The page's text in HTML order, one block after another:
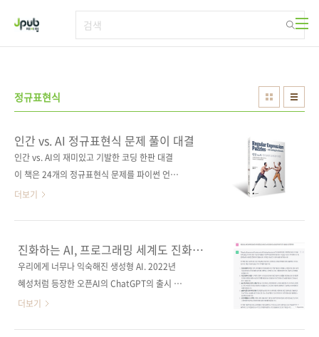
정규표현식
인간 vs. AI 정규표현식 문제 풀이 대결
인간 vs. AI의 재미있고 기발한 코딩 한판 대결
이 책은 24개의 정규표현식 문제를 파이썬 언어
로 풀어보며 인간의 해결 방법과 ChatGPT, 코
도록 돕고, 생산적인 프롬프트 작성법, AI 코딩
어시스턴트의 제안을 현명하게 취합하는 방법,
원하는 결과를 얻기 위해 AI 코딩 어시스턴트와
쯤이면 AI를 사용하지 않아도 자신만의 방법으
로 정규표현식을 풀 수 있는 달인이 될 것이다.
더보기
진화하는 AI, 프로그래밍 세계도 진화하고
있다
우리에게 너무나 익숙해진 생성형 AI. 2022년
혜성처럼 등장한 오픈AI의 ChatGPT의 출시 이
래 수많은 생성형 AI가 나왔습니다. 구글에서는
더보기